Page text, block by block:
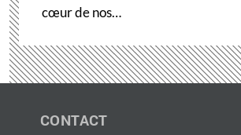
cœur de nos…
CONTACT